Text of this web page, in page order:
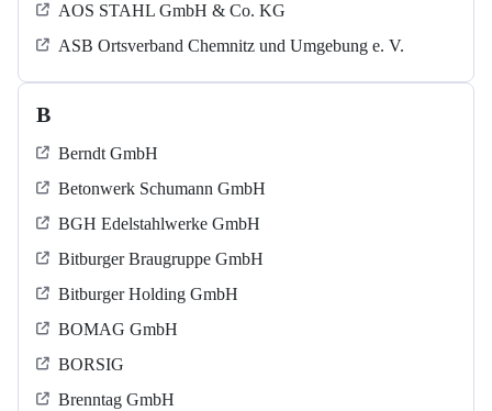
AOS STAHL GmbH & Co. KG
ASB Ortsverband Chemnitz und Umgebung e. V.
B
Berndt GmbH
Betonwerk Schumann GmbH
BGH Edelstahlwerke GmbH
Bitburger Braugruppe GmbH
Bitburger Holding GmbH
BOMAG GmbH
BORSIG
Brenntag GmbH